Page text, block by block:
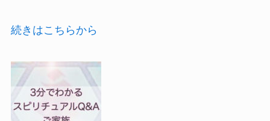
続きはこちらから